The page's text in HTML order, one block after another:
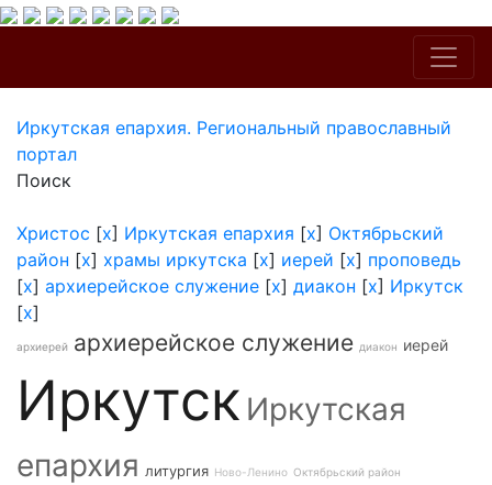
Иркутская епархия. Региональный православный
портал
Поиск
Христос [x] Иркутская епархия [x] Октябрьский
район [x] храмы иркутска [x] иерей [x] проповедь
[x] архиерейское служение [x] диакон [x] Иркутск
[x]
архиерей архиерейское служение диакон иерей
Иркутск Иркутская
епархия литургия Ново-Ленино Октябрьский район